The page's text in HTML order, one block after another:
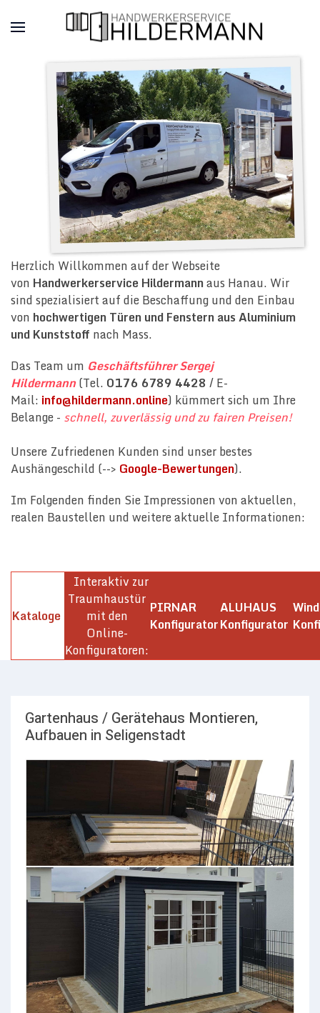
Herzlich Willkommen auf der Webseite
von Handwerkerservice Hildermannaus Hanau. Wir
sind spezialisiert auf die Beschaffung und den Einbau
von hochwertigen Türen und Fenstern aus Aluminium
und Kunststoff nach Mass.
Das Team um Geschäftsführer Sergej
Hildermann(Tel. 0176 6789 4428 / E-
Mail: info@hildermann.online) kümmert sich um Ihre
Belange - schnell, zuverlässig und zu fairen Preisen!
Unsere Zufriedenen Kunden sind unser bestes
Aushängeschild (--> Google-Bewertungen).
Im Folgenden finden Sie Impressionen von aktuellen,
realen Baustellen und weitere aktuelle Informationen:
Kataloge
Interaktiv zur
Traumhaustür
mit den
Online-
Konfiguratoren:
PIRNAR
Konfigurator
ALUHAUS
Konfigurator
Gartenhaus / Gerätehaus Montieren,
Aufbauen in Seligenstadt